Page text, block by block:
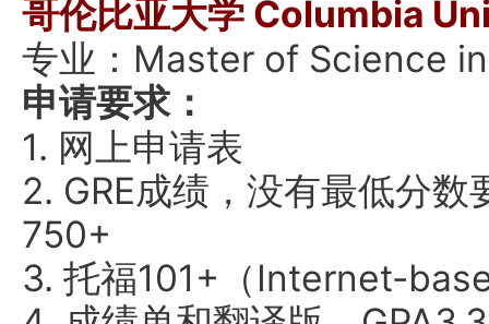
哥伦比亚大学 Columbia
专业：Master of Science
申请要求：
1. 网上申请表
2. GRE成绩，没有最低分
750+
3. 托福101+（Internet-